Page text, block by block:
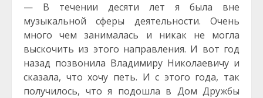
— В течении десяти лет я была вне
музыкальной сферы деятельности. Очень
много чем занималась и никак не могла
выскочить из этого направления. И вот год
назад позвонила Владимиру Николаевичу и
сказала, что хочу петь. И с этого года, так
получилось, что я подошла в Дом Дружбы